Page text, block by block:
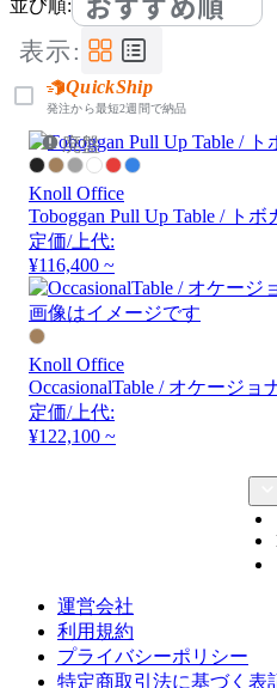
並び順:
表示:
QuickShip
発注から最短2週間で納品
廃盤
Knoll Office
Toboggan Pull Up Table / ト
定価/上代:
¥116,400 ~
画像はイメージです
Knoll Office
OccasionalTable / オケージョ
定価/上代:
¥122,100 ~
運営会社
利用規約
プライバシーポリシー
特定商取引法に基づく表